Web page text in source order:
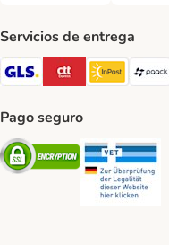
Servicios de entrega
GLS Shipping Method
CTTExpress
Pago seguro
Security